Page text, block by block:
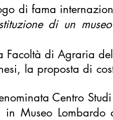
di fama
di un
Facoltà di Agraria
la proposta di
Centro
Museo